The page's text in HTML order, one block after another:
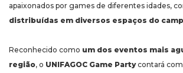
apaixonados por games de diferentes idades,
distribuídas em diversos espaços do
Reconhecido como um dos eventos mais
região, o UNIFAGOC Game Partycontará com